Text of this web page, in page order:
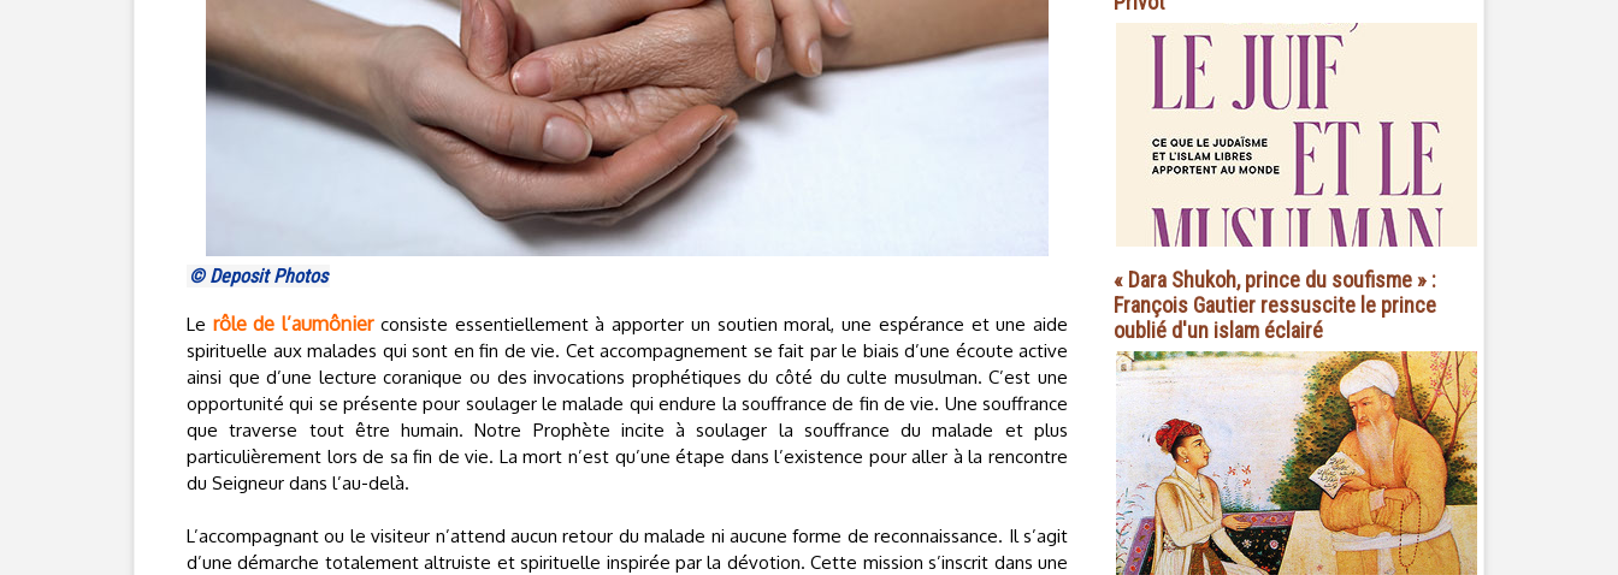
© Deposit Photos
Le rôle de l’aumônierconsiste essentiellement à apporter un soutien moral, une espérance et une aide
spirituelle aux malades qui sont en fin de vie. Cet accompagnement se fait par le biais d’une écoute active
ainsi que d’une lecture coranique ou des invocations prophétiques du côté du culte musulman. C’est une
opportunité qui se présente pour soulager le malade qui endure la souffrance de fin de vie. Une souffrance
que traverse tout être humain. Notre Prophète incite à soulager la souffrance du malade et plus
particulièrement lors de sa fin de vie. La mort n’est qu’une étape dans l’existence pour aller à la rencontre
du Seigneur dans l’au-delà.
L’accompagnant ou le visiteur n’attend aucun retour du malade ni aucune forme de reconnaissance. Il s’agit
d’une démarche totalement altruiste et spirituelle inspirée par la dévotion. Cette mission s’inscrit dans une
« Dara Shukoh, prince du soufisme » :
François Gautier ressuscite le prince
oublié d'un islam éclairé